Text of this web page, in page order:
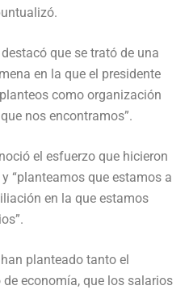
que se trató de una
en la que el presidente
como organización
nos encontramos”.
el esfuerzo que hicieron
“planteamos que estamos a
en la que estamos
planteado tanto el
economía, que los salarios